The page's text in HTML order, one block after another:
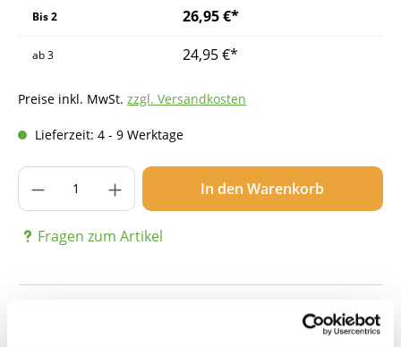
Bis2 26,95 €*
ab3 24,95 €*
Preise inkl. MwSt. zzgl. Versandkosten
Lieferzeit: 4 - 9 Werktage
Produkt Anzahl: Gib den gewünschten
In den Warenkorb
Fragen zum Artikel